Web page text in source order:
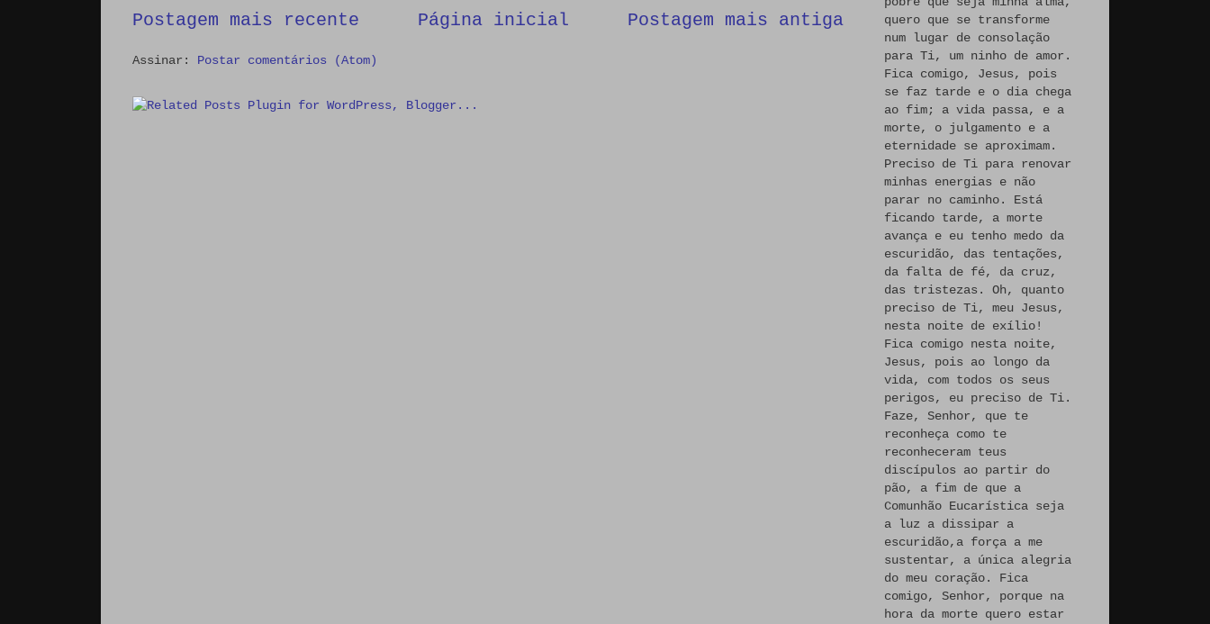
Postagem mais recente Postagem mais antiga
Página inicial
Assinar: Postar comentários (Atom)
quero que se transforme
num lugar de consolação
para Ti, um ninho de amor.
Fica comigo, Jesus, pois
se faz tarde e o dia chega
ao fim; a vida passa, e a
morte, o julgamento e a
eternidade se aproximam.
Preciso de Ti para renovar
minhas energias e não
parar no caminho. Está
ficando tarde, a morte
avança e eu tenho medo da
escuridão, das tentações,
da falta de fé, da cruz,
das tristezas. Oh, quanto
preciso de Ti, meu Jesus,
nesta noite de exílio!
Fica comigo nesta noite,
Jesus, pois ao longo da
vida, com todos os seus
perigos, eu preciso de Ti.
Faze, Senhor, que te
reconheça como te
reconheceram teus
discípulos ao partir do
pão, a fim de que a
Comunhão Eucarística seja
a luz a dissipar a
escuridão,a força a me
sustentar, a única alegria
do meu coração. Fica
comigo, Senhor, porque na
hora da morte quero estar